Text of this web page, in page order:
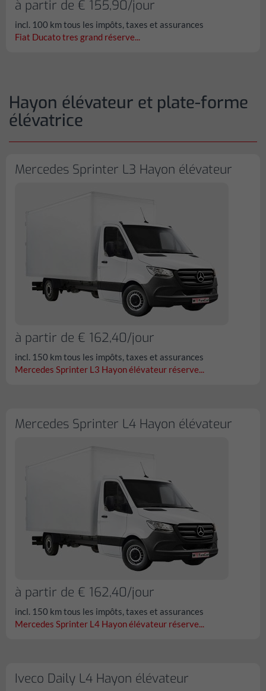
à partir de € 155,90/jour
incl. 100 km tous les impôts, taxes et assurances
Fiat Ducato tres grand réserve...
Hayon élévateur et plate-forme
élévatrice
Mercedes Sprinter L3 Hayon élévateur
à partir de € 162,40/jour
incl. 150 km tous les impôts, taxes et assurances
Mercedes Sprinter L3 Hayon élévateur réserve...
Mercedes Sprinter L4 Hayon élévateur
à partir de € 162,40/jour
incl. 150 km tous les impôts, taxes et assurances
Mercedes Sprinter L4 Hayon élévateur réserve...
Iveco Daily L4 Hayon élévateur